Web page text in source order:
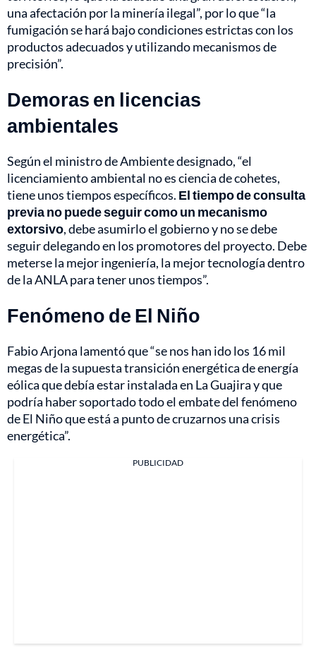
una afectación por la minería ilegal”, por lo que “la
fumigación se hará bajo condiciones estrictas con los
productos adecuados y utilizando mecanismos de
precisión”.
Demoras en licencias
ambientales
Según el ministro de Ambiente designado, “el
licenciamiento ambiental no es ciencia de cohetes,
tiene unos tiempos específicos. El tiempo de consulta
previa no puede seguir como un mecanismo
extorsivo, debe asumirlo el gobierno y no se debe
seguir delegando en los promotores del proyecto. Debe
meterse la mejor ingeniería, la mejor tecnología dentro
de la ANLA para tener unos tiempos”.
Fenómeno de El Niño
Fabio Arjona lamentó que “se nos han ido los 16 mil
megas de la supuesta transición energética de energía
eólica que debía estar instalada en La Guajira y que
podría haber soportado todo el embate del fenómeno
de El Niño que está a punto de cruzarnos una crisis
energética”.
PUBLICIDAD